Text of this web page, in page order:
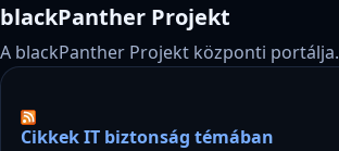
blackPanther Projekt
A blackPanther Projekt központi portálja.
Cikkek IT biztonság témában